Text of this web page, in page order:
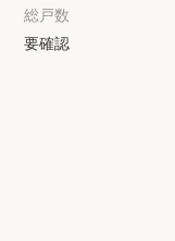
総戸数
要確認